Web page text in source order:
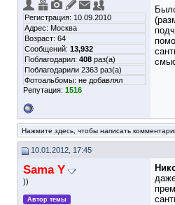
Регистрация: 10.09.2010
Адрес: Москва
Возраст: 64
Сообщений: 13,932
Поблагодарил: 408 раз(а)
Поблагодарили 2363 раз(а)
Фотоальбомы: не добавлял
Репутация: 1516
Нажмите здесь, чтобы написать
10.01.2012, 17:45
Sama Y
))
Автор темы